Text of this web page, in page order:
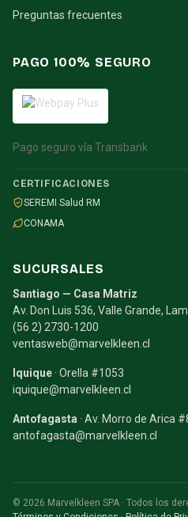
Preguntas frecuentes
PAGO 100% SEGURO
Pago seguro vía Transbank
CERTIFICACIONES
SEREMI Salud RM
CONAMA
SUCURSALES
Santiago — Casa Matriz
Av. Don Luis 536, Valle Grande,
(56 2) 2730-1200
ventasweb@marvelkleen.cl
Iquique · Orella #1053
iquique@marvelkleen.cl
Antofagasta · Av. Morro de Arica
antofagasta@marvelkleen.cl
© 2026 Marvelkleen SPA · Todos los